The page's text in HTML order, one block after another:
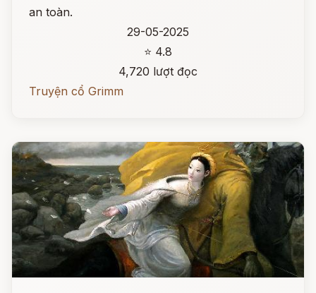
an toàn.
29-05-2025
⭐ 4.8
4,720 lượt đọc
Truyện cổ Grimm